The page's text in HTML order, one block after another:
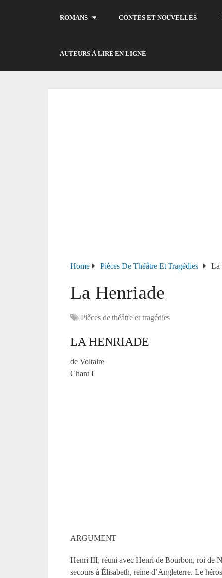
ROMANS CONTES ET NOUVELLES
AUTEURS À LIRE EN LIGNE
Home Pièces De Théâtre Et Tragédies La
La Henriade
Pièces de théâtre et tragédies
LA HENRIADE
de Voltaire
Chant I
ARGUMENT
Henri III, réuni avec Henri de Bourbon, roi de
secours à Élisabeth, reine d’Angleterre. Le